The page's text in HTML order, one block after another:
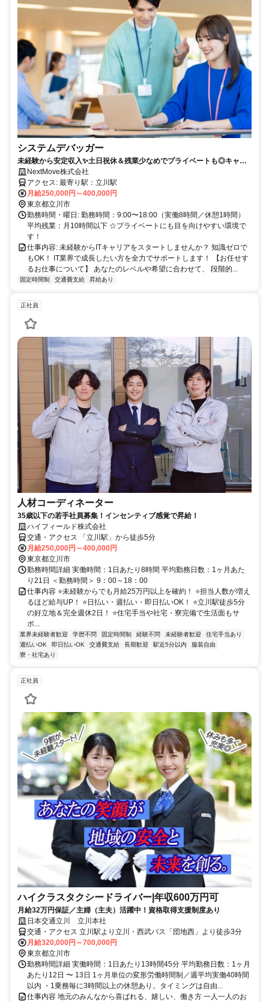
システムデバッガー
未経験から安定収入✨土日祝休＆残業少なめでプライベートも◎キャリ
アプランもしっかりサポート！
NextMove株式会社
アクセス: 最寄り駅：立川駅
月給250,000円～400,000円
東京都立川市
勤務時間・曜日: 勤務時間：9:00〜18:00（実働8時間／休憩1時間）
平均残業：月10時間以下 ☆プライベートにも目を向けやすい環境で
す！
仕事内容: 未経験からITキャリアをスタートしませんか？ 知識ゼロで
もOK！ IT業界で成長したい方を全力でサポートします！ 【お任せす
るお仕事について】 あなたのレベルや希望に合わせて、 段階的...
固定時間制 交通費支給 昇給あり
正社員
人材コーディネーター
35歳以下の若手社員募集！インセンティブ感覚で昇給！
ハイフィールド株式会社
交通・アクセス 「立川駅」から徒歩5分
月給250,000円～400,000円
東京都立川市
勤務時間詳細 実働時間：1日あたり8時間 平均勤務日数：1ヶ月あた
り21日 ＜勤務時間＞ 9：00～18：00
仕事内容 ⭐未経験からでも月給25万円以上を確約！ ⭐担当人数が増え
るほど給与UP！ ⭐日払い・週払い・即日払いOK！ ⭐立川駅徒歩5分
の好立地＆完全週休2日！ ⭐住宅手当や社宅・寮完備で生活面もサ
ポ...
業界未経験者歓迎 学歴不問 固定時間制 経験不問 未経験者歓迎
住宅手当あり
週払いOK
即日払いOK 交通費支給 長期歓迎 駅近5分以内
服装自由
寮・社宅あり
正社員
ハイクラスタクシードライバー|年収600万円可
月給32万円保証／主婦（主夫）活躍中！資格取得支援制度あり
日本交通立川 立川本社
交通・アクセス 立川駅より立川・西武バス「団地西」より徒歩3分
月給320,000円～700,000円
東京都立川市
勤務時間詳細 実働時間：1日あたり13時間45分 平均勤務日数：1ヶ月
あたり12日 〜 13日 1ヶ月単位の変形労働時間制／週平均実働40時間
以内 ・1乗務毎に3時間以上の休憩あり。タイミングは自由...
仕事内容 地元のみんなから喜ばれる、嬉しい、働き方 一人一人のお